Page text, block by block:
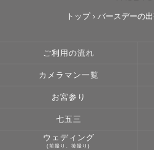
トップ › バースデーの
ご利用の流れ
カメラマン一覧
お宮参り
七五三
ウェディング
(前撮り、後撮り)